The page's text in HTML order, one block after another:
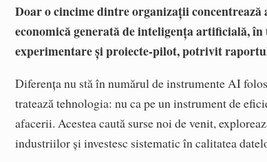
Doar o cincime dintre organizații
economică generată de inteligența artificială,
experimentare și proiecte-pilot, potrivit
Diferența nu stă în numărul de instrumente AI
tratează tehnologia: nu ca pe un instrument de
afacerii. Acestea caută surse noi de venit,
industriilor și investesc sistematic în calitatea